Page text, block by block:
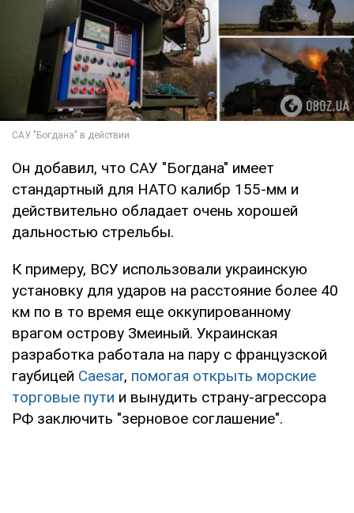
Он добавил, что САУ "Богдана" имеет
стандартный для НАТО калибр 155-мм и
действительно обладает очень хорошей
дальностью стрельбы.
К примеру, ВСУ использовали украинскую
установку для ударов на расстояние более 40
км по в то время еще оккупированному
врагом острову Змеиный. Украинская
разработка работала на пару с французской
гаубицей Caesar, помогая открыть морские
торговые пути и вынудить страну-агрессора
РФ заключить "зерновое соглашение".